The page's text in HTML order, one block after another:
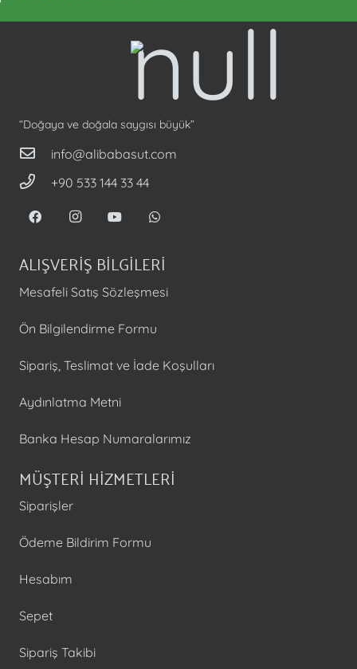
“Doğaya ve doğala saygısı büyük”
info@alibabasut.com
+90 533 144 33 44
ALIŞVERİŞ BİLGİLERİ
Mesafeli Satış Sözleşmesi
Ön Bilgilendirme Formu
Sipariş, Teslimat ve İade Koşulları
Aydınlatma Metni
Banka Hesap Numaralarımız
MÜŞTERİ HİZMETLERİ
Siparişler
Ödeme Bildirim Formu
Hesabım
Sepet
Sipariş Takibi